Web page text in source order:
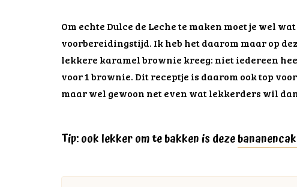
Om echte Dulce de Leche te maken moet je wel
voorbereidingstijd. Ik heb het daarom maar op
lekkere karamel brownie kreeg: niet iedereen
voor 1 brownie. Dit receptje is daarom ook top
maar wel gewoon net even wat lekkerders wil
Tip: ook lekker om te bakken is deze